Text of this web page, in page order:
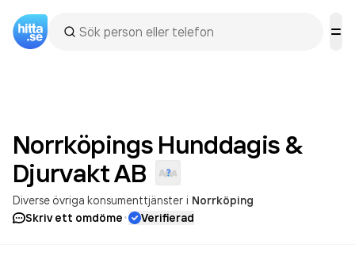
Norrköpings Hunddagis &
DjurvaktAB
Diverse övriga konsumenttjänster i Norrköping
Skriv ett omdöme· Verifierad